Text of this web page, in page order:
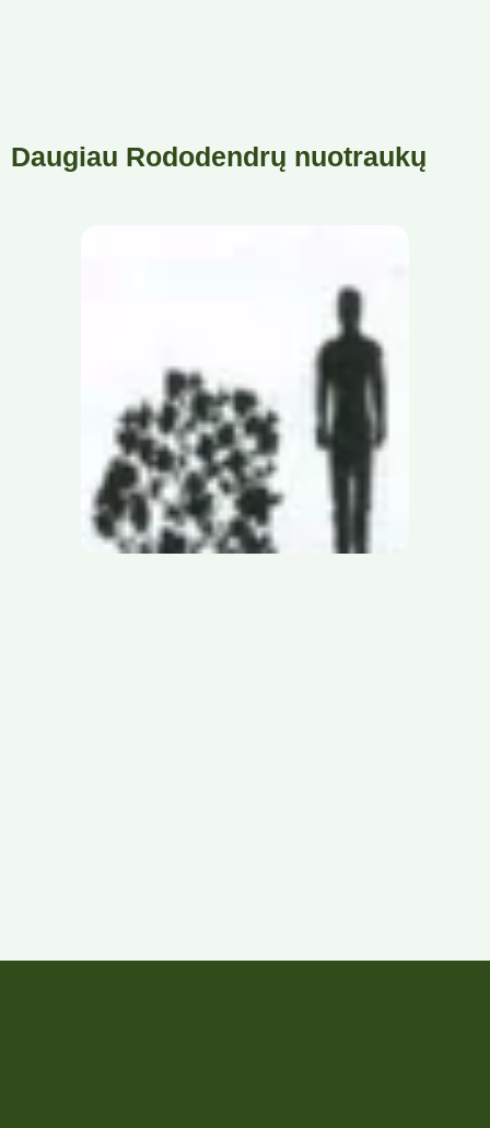
Daugiau Rododendrų nuotraukų